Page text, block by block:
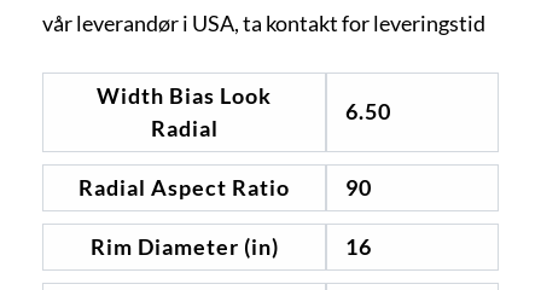
vår leverandør i USA, ta kontakt for leveringstid
Width Bias Look
Radial
6.50
Radial Aspect Ratio 90
Rim Diameter (in) 16